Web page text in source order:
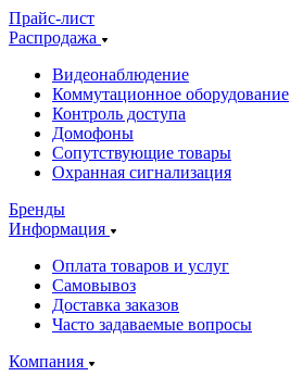
Прайс-лист
Распродажа
Видеонаблюдение
Коммутационное оборудование
Контроль доступа
Домофоны
Сопутствующие товары
Охранная сигнализация
Бренды
Информация
Оплата товаров и услуг
Самовывоз
Доставка заказов
Часто задаваемые вопросы
Компания